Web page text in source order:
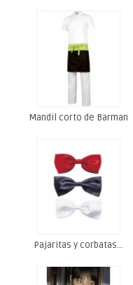
Mandil corto de Barman
Pajaritas y corbatas...